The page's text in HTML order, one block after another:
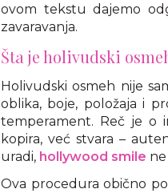
ovom tekstu dajemo
zavaravanja.
Šta je holivudski
Holivudski osmeh nije
oblika, boje, položaja i
temperament. Reč je o
kopira, već stvara –
uradi, hollywood smile
Ova procedura obično